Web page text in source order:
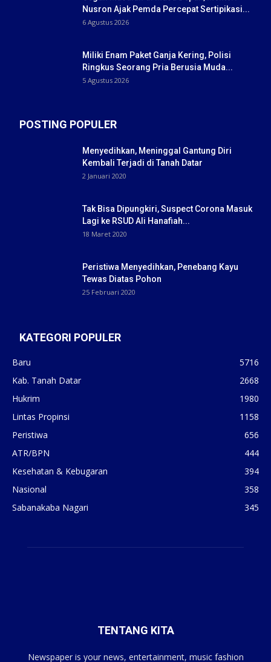
Nusron Ajak Pemda Percepat Sertipikasi...
6 Agustus 2026
Miliki Enam Paket Ganja Kering, Polisi
Ringkus Seorang Pria Berusia Muda...
5 Agustus 2026
POSTING POPULER
Menyedihkan, Meninggal Gantung Diri
Kembali Terjadi di Tanah Datar
2 Januari 2020
Tak Bisa Dipungkiri, Suspect Corona Masuk
Lagi ke RSUD Ali Hanafiah...
18 Maret 2020
Peristiwa Menyedihkan, Penebang Kayu
Tewas Diatas Pohon
25 Februari 2020
KATEGORI POPULER
Baru
5716
Kab. Tanah Datar
2668
Hukrim
1980
Lintas Propinsi
1158
Peristiwa
656
ATR/BPN
444
Kesehatan & Kebugaran
394
Nasional
358
Sabanakaba Nagari
345
TENTANG KITA
Newspaper is your news, entertainment, music fashion